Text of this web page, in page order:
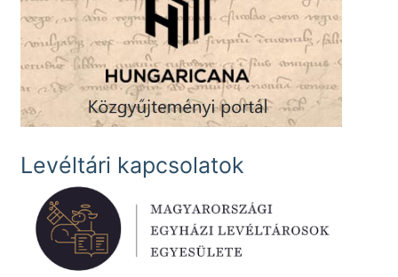
Levéltári kapcsolatok